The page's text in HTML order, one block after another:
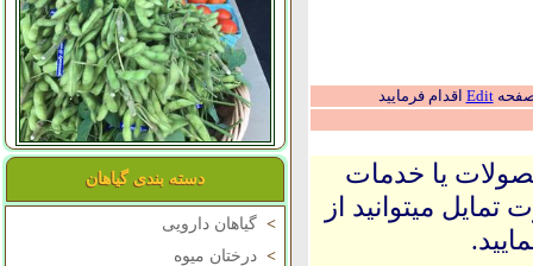
دسته بندی گیاهان
> گیاهان دارویی
> درختان میوه
صفحهEdit اقدام فرمایید
یا خدمات
میتوانید از